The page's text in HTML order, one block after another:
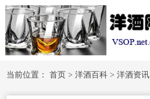
当前位置：首页 >洋酒百科 >洋酒资讯